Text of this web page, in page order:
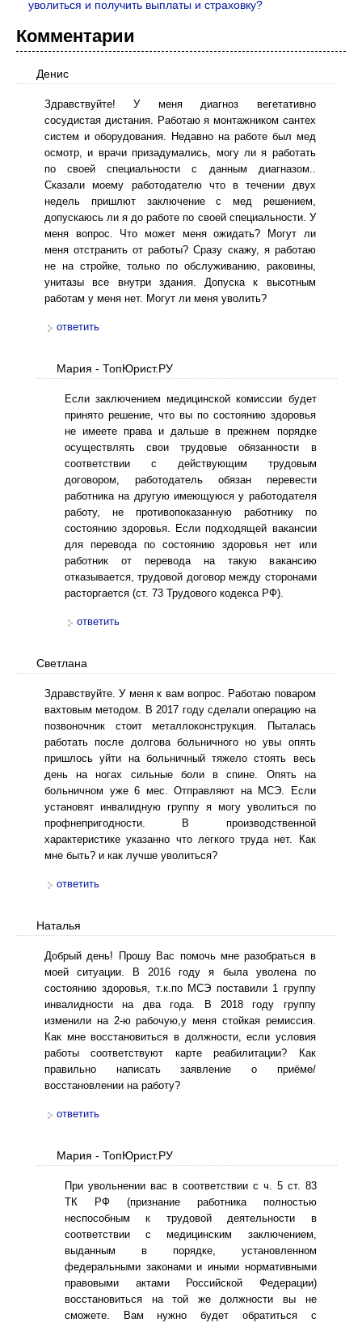
уволиться и получить выплаты и страховку?
Комментарии
Денис
Здравствуйте! У меня диагноз вегетативно
сосудистая дистания. Работаю я монтажником сантех
систем и оборудования. Недавно на работе был мед
осмотр, и врачи призадумались, могу ли я работать
по своей специальности с данным диагназом..
Сказали моему работодателю что в течении двух
недель пришлют заключение с мед решением,
допускаюсь ли я до работе по своей специальности. У
меня вопрос. Что может меня ожидать? Могут ли
меня отстранить от работы? Сразу скажу, я работаю
не на стройке, только по обслуживанию, раковины,
унитазы все внутри здания. Допуска к высотным
работам у меня нет. Могут ли меня уволить?
ответить
Мария - ТопЮрист.РУ
Если заключением медицинской комиссии будет
принято решение, что вы по состоянию здоровья
не имеете права и дальше в прежнем порядке
осуществлять свои трудовые обязанности в
соответствии с действующим трудовым
договором, работодатель обязан перевести
работника на другую имеющуюся у работодателя
работу, не противопоказанную работнику по
состоянию здоровья. Если подходящей вакансии
для перевода по состоянию здоровья нет или
работник от перевода на такую вакансию
отказывается, трудовой договор между сторонами
расторгается (ст. 73 Трудового кодекса РФ).
ответить
Светлана
Здравствуйте. У меня к вам вопрос. Работаю поваром
вахтовым методом. В 2017 году сделали операцию на
позвоночник стоит металлоконструкция. Пыталась
работать после долгова больничного но увы опять
пришлось уйти на больничный тяжело стоять весь
день на ногах сильные боли в спине. Опять на
больничном уже 6 мес. Отправляют на МСЭ. Если
установят инвалидную группу я могу уволиться по
профнепригодности. В производственной
характеристике указанно что легкого труда нет. Как
мне быть? и как лучше уволиться?
ответить
Наталья
Добрый день! Прошу Вас помочь мне разобраться в
моей ситуации. В 2016 году я была уволена по
состоянию здоровья, т.к.по МСЭ поставили 1 группу
инвалидности на два года. В 2018 году группу
изменили на 2-ю рабочую,у меня стойкая ремиссия.
Как мне восстановиться в должности, если условия
работы соответствуют карте реабилитации? Как
правильно написать заявление о приёме/
восстановлении на работу?
ответить
Мария - ТопЮрист.РУ
При увольнении вас в соответствии с ч. 5 ст. 83
ТК РФ (признание работника полностью
неспособным к трудовой деятельности в
соответствии с медицинским заключением,
выданным в порядке, установленном
федеральными законами и иными нормативными
правовыми актами Российской Федерации)
восстановиться на той же должности вы не
сможете. Вам нужно будет обратиться с